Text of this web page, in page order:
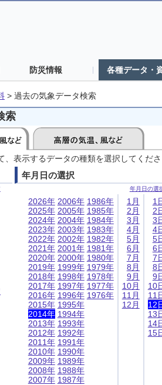
防災情報 各種データ・
> 過去の気象データ検索
索
、表示するデータの種類を選択してくだ
年月日の選択
年月日の選
2026年
2025年
2024年
2023年
2022年
2021年
2020年
2019年
2018年
2017年
2016年
2015年
2014年
2013年
2012年
2011年
2010年
2009年
2008年
2007年
2006年
2005年
2004年
2003年
2002年
2001年
2000年
1999年
1998年
1997年
1996年
1995年
1994年
1993年
1992年
1991年
1990年
1989年
1988年
1987年
1986年
1985年
1984年
1983年
1982年
1981年
1980年
1979年
1978年
1977年
1976年
1月
2月
3月
4月
5月
6月
7月
8月
9月
10月
11月
12月
1
2
3
4
5
6
7
8
9
10
11
12
13
14
15